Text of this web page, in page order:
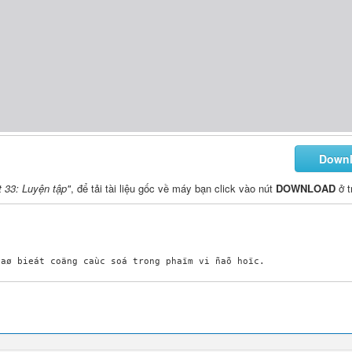
33: Luyện tập", để tải tài liệu gốc về máy bạn click vào nút DOWNLOAD ở